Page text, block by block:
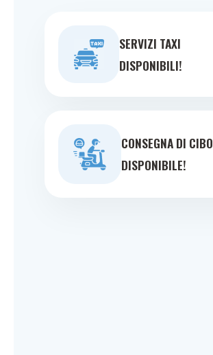
SERVIZI TAXI
DISPONIBILI!
CONSEGNA DI CIBO
DISPONIBILE!